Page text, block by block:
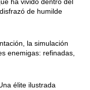
ha vivido dentro del
de humilde
la simulación
enemigas: refinadas,
élite ilustrada